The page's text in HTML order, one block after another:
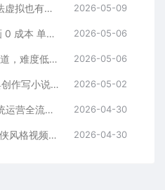
2026最新多多虚拟0.01玩法虚拟也有新门路轻松日入2500! 2026-05-09
手机壁纸赚钱秘籍！AI 绘画 0 成本 单店狂销 3.8 万单 2026-05-06
公众号流量主之拍照技巧赛道，难度低+流量大，起号第一篇就爆了10w阅读！ 2026-05-06
26年最新风口项目，AI工具创作写小说，轻松实现日入1000+ 2026-05-02
公众号流量主变现从0-1系统运营全流程讲解！ 2026-04-30
最新：视频号AI一键生成武侠风格视频，狂撸视频号分成收益，学完轻松日入1000+ 2026-04-30